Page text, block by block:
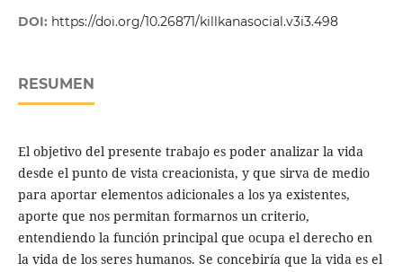
DOI: https://doi.org/10.26871/killkanasocial.v3i3.498
RESUMEN
El objetivo del presente trabajo es poder analizar la vida
desde el punto de vista creacionista, y que sirva de medio
para aportar elementos adicionales a los ya existentes,
aporte que nos permitan formarnos un criterio,
entendiendo la función principal que ocupa el derecho en
la vida de los seres humanos. Se concebiría que la vida es el